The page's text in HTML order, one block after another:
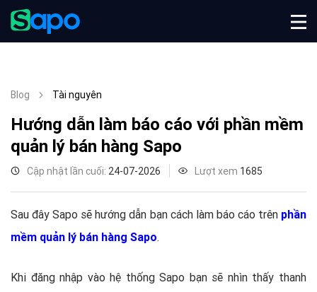
Blog Tài nguyên
Hướng dẫn làm báo cáo với phần mềm
quản lý bán hàng Sapo
Cập nhật lần cuối: 24-07-2026 Lượt xem 1685
Sau đây Sapo sẽ hướng dẫn bạn cách làm báo cáo trên phần
mềm quản lý bán hàng Sapo.
Khi đăng nhập vào hệ thống Sapo bạn sẽ nhìn thấy thanh